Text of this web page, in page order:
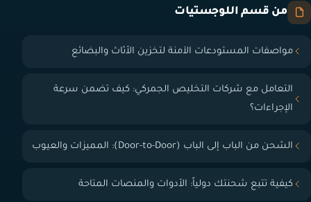
من قسم اللوجستيات
مواصفات المستودعات الآمنة لتخزين الأثاث والبضائع
التعامل مع شركات التخليص الجمركي: كيف تضمن سرعة
الإجراءات؟
الشحن من الباب إلى الباب (Door-to-Door): المميزات والعيوب
كيفية تتبع شحنتك دولياً: الأدوات والمنصات المتاحة